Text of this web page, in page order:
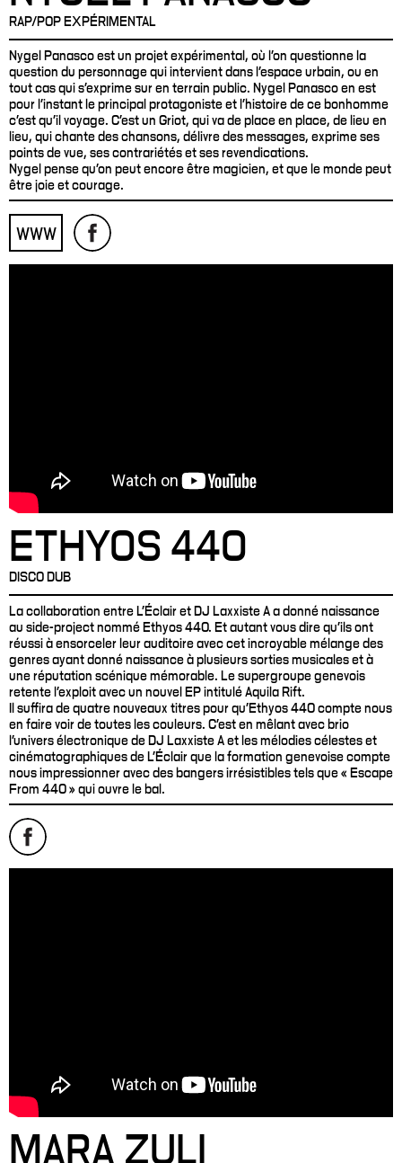
RAP/POP EXPÉRIMENTAL
Nygel Panasco est un projet expérimental, où l'on questionne la
question du personnage qui intervient dans l'espace urbain, ou en
tout cas qui s'exprime sur en terrain public. Nygel Panasco en est
pour l'instant le principal protagoniste et l'histoire de ce bonhomme
c'est qu'il voyage. C'est un Griot, qui va de place en place, de lieu en
lieu, qui chante des chansons, délivre des messages, exprime ses
points de vue, ses contrariétés et ses revendications.
Nygel pense qu'on peut encore être magicien, et que le monde peut
être joie et courage.
WWW
ETHYOS 440
DISCO DUB
La collaboration entre L’Éclair et DJ Laxxiste A a donné naissance
au side-project nommé Ethyos 440. Et autant vous dire qu’ils ont
réussi à ensorceler leur auditoire avec cet incroyable mélange des
genres ayant donné naissance à plusieurs sorties musicales et à
une réputation scénique mémorable. Le supergroupe genevois
retente l’exploit avec un nouvel EP intitulé Aquila Rift.
Il suffira de quatre nouveaux titres pour qu’Ethyos 440 compte nous
en faire voir de toutes les couleurs. C’est en mêlant avec brio
l’univers électronique de DJ Laxxiste A et les mélodies célestes et
cinématographiques de L’Éclair que la formation genevoise compte
nous impressionner avec des bangers irrésistibles tels que « Escape
From 440 » qui ouvre le bal.
MARA ZULI